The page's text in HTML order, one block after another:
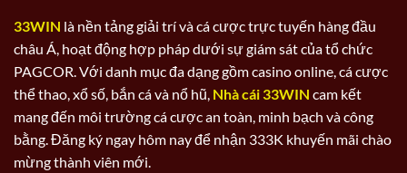
33WIN là nền tảng giải trí và cá cược trực tuyến hàng đầu
châu Á, hoạt động hợp pháp dưới sự giám sát của tổ chức
PAGCOR. Với danh mục đa dạng gồm casino online, cá cược
thể thao, xổ số, bắn cá và nổ hũ, Nhà cái 33WIN cam kết
mang đến môi trường cá cược an toàn, minh bạch và công
bằng. Đăng ký ngay hôm nay để nhận 333K khuyến mãi chào
mừng thành viên mới.